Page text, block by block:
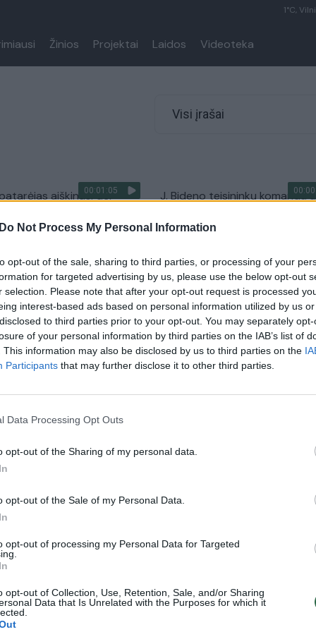
Do Not Process My Personal Information
opt-out of the sale, sharing to third parties, or processing of your
for targeted advertising by us, please use the below opt-out
selection. Please note that after your opt-out request is processed
interest-based ads based on personal information utilized by us
to third parties prior to your opt-out. You may separately
of your personal information by third parties on the IAB’s list of
This information may also be disclosed by us to third parties on the
Participants that may further disclose it to other third parties.
Data Processing Opt Outs
opt-out of the Sharing of my personal data.
opt-out of the Sale of my Personal Data.
opt-out of processing my Personal Data for Targeted
opt-out of Collection, Use, Retention, Sale, and/or Sharing
Data that Is Unrelated with the Purposes for which it
1°C,
Žinios Projektai Laidos Videoteka
Visi įrašai
00:01:05
aiškinasi dėl
buvo netyčia padėti
Pasaulis
J. Bideno teisininkų komanda
prezidentas tikina apie juos
apie Prezidentūros
mano
būti teisininku“
Eilės prie teisininkų durų –
tai vienintelė galimybė
Žinios Lietuvos diena